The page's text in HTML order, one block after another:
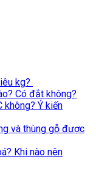
kg?
Có đắt không?
không? Ý kiến
và thùng gỗ được
Khi nào nên